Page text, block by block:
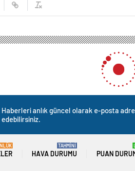
Haberleri anlık güncel olarak e-posta
edebilirsiniz.
HAVA DURUMU
TAHMİNİ
PUAN